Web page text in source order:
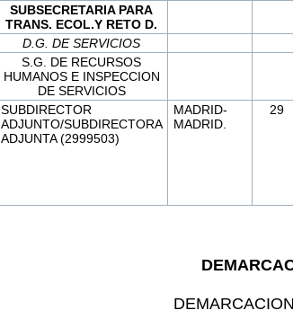
SUBSECRETARIA PARA
TRANS. ECOL.Y RETO D.
D.G. DE SERVICIOS
S.G. DE RECURSOS
HUMANOS E INSPECCION
DE SERVICIOS
SUBDIRECTOR
ADJUNTO/SUBDIRECTORA
ADJUNTA (2999503)
MADRID-
MADRID.
29